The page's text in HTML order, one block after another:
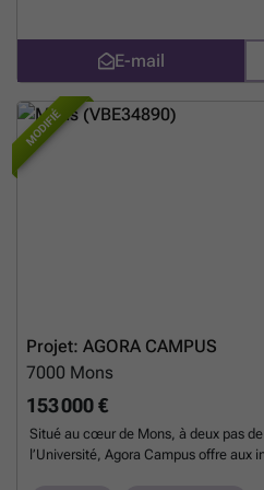
E-mail
MODIFIÉ
Projet: AGORA CAMPUS
7000 Mons
153 000 €
Situé au cœur de Mons, à deux pas
l’Université, Agora Campus offre aux